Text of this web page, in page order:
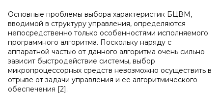
Основные проблемы выбора характеристик БЦВМ,
вводимой в структуру управления, определяются
непосредственно только особенностями исполняемого
программного алгоритма. Поскольку наряду с
аппаратной частью от данного алгоритма очень сильно
зависит быстродействие системы, выбор
микропроцессорных средств невозможно осуществить в
отрыве от задачи управления и ее алгоритмического
обеспечения [2].